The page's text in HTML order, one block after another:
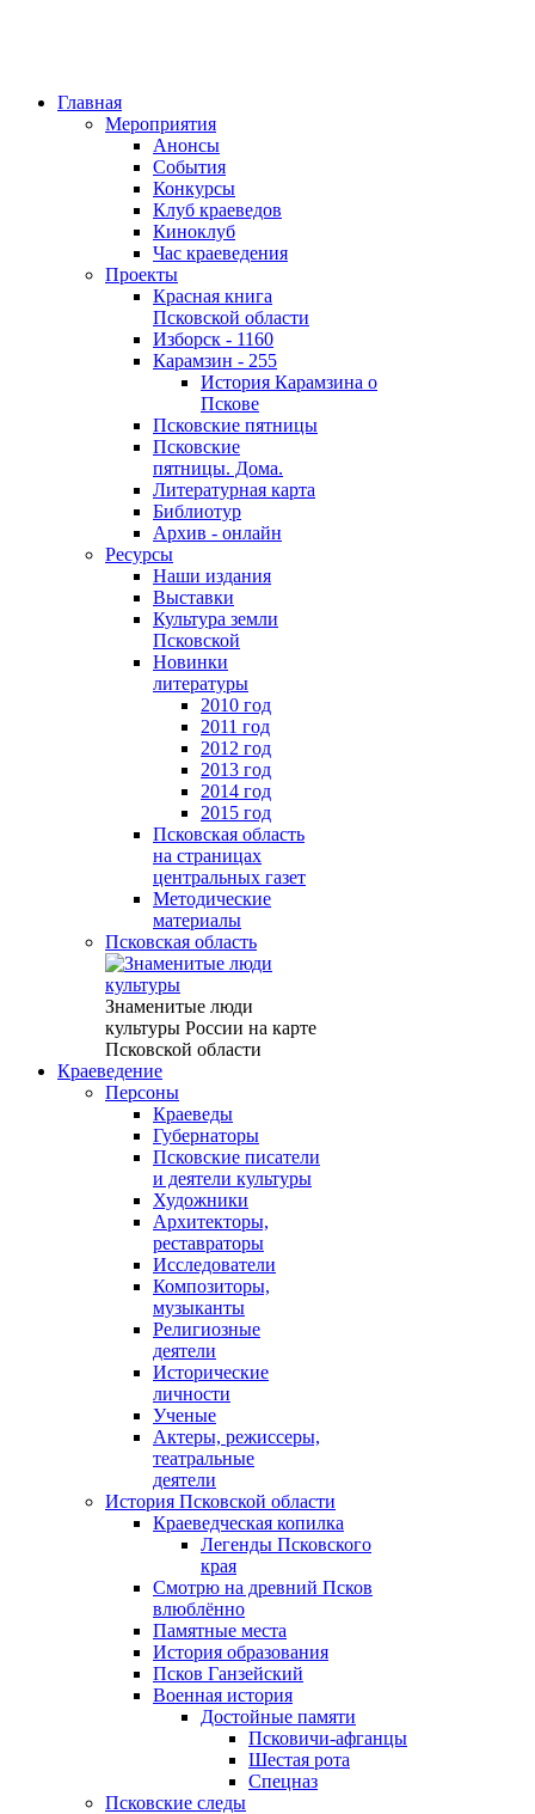
Главная
Мероприятия
Анонсы
События
Конкурсы
Клуб краеведов
Киноклуб
Час краеведения
Проекты
Красная книга
Псковской области
Изборск - 1160
Карамзин - 255
История Карамзина о
Пскове
Псковские пятницы
Псковские
пятницы. Дома.
Литературная карта
Библиотур
Архив - онлайн
Ресурсы
Наши издания
Выставки
Культура земли
Псковской
Новинки
литературы
2010 год
2011 год
2012 год
2013 год
2014 год
2015 год
Псковская область
на страницах
центральных газет
Методические
материалы
Псковская область
Знаменитые люди
культуры России на карте
Псковской области
Краеведение
Персоны
Краеведы
Губернаторы
Псковские писатели
и деятели культуры
Художники
Архитекторы,
реставраторы
Исследователи
Композиторы,
музыканты
Религиозные
деятели
Исторические
личности
Ученые
Актеры, режиссеры,
театральные
деятели
История Псковской области
Краеведческая копилка
Легенды Псковского
края
Смотрю на древний Псков
влюблённо
Памятные места
История образования
Псков Ганзейский
Военная история
Достойные памяти
Псковичи-афганцы
Шестая рота
Спецназ
Псковские следы